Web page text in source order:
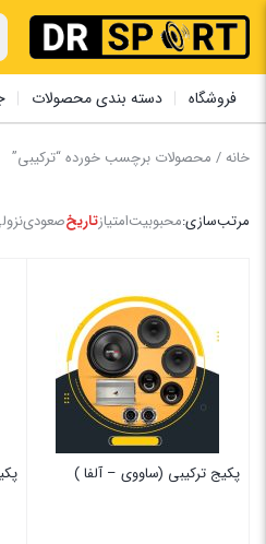
فروشگاه دسته بندی محصولات
خانه/ محصولات برچسب خورده “ترکیبی”
مرتب‌سازی:محبوبیتامتیازتاریخصعودی
پکیج ترکیبی (ساووی – آلفا )